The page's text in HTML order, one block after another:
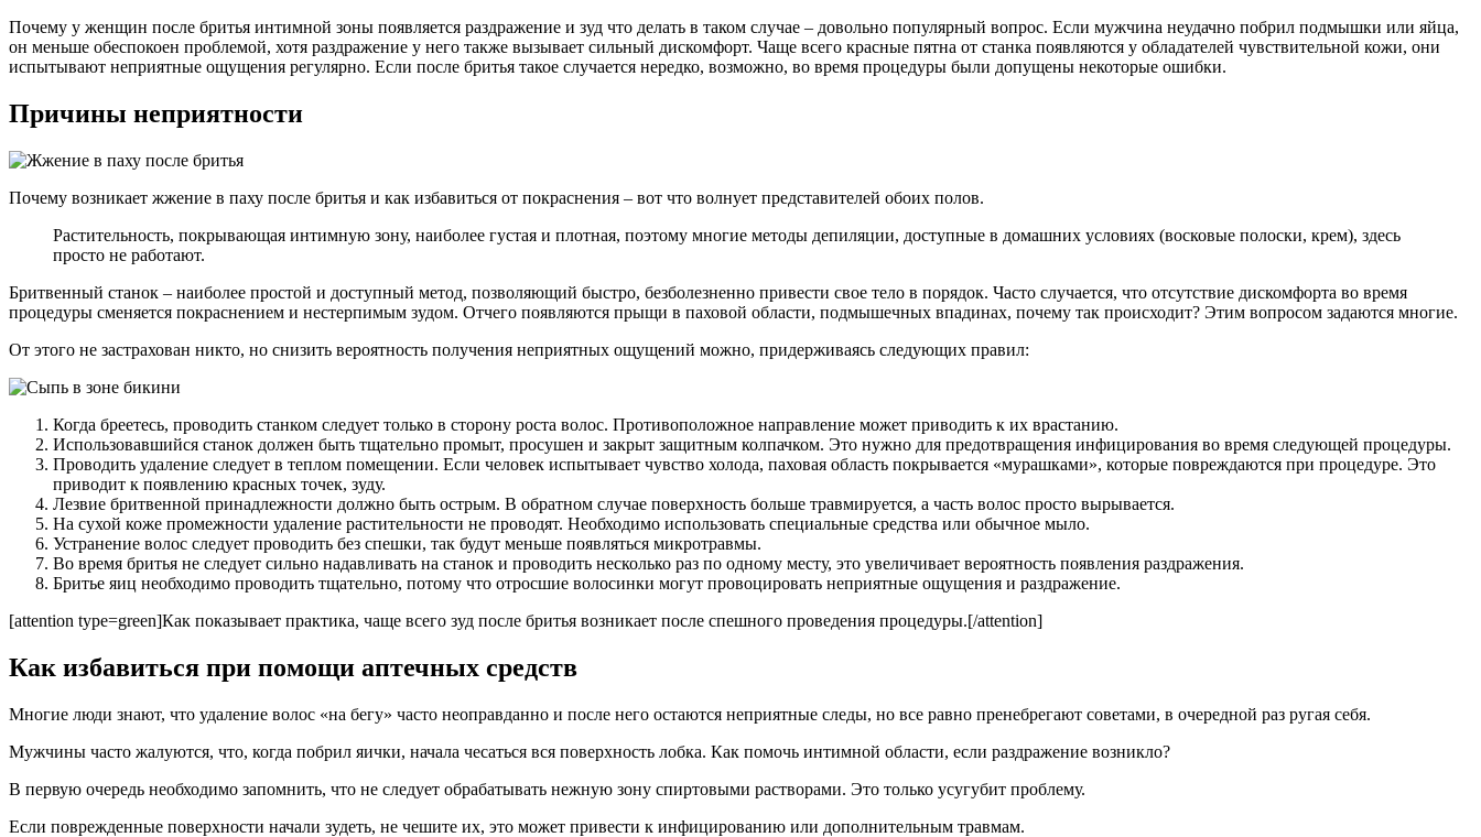
Почему у женщин после бритья интимной зоны появляется раздражение и зуд что делать в таком случае – довольно популярный вопрос. Если мужчина неудачно побрил подмышки или яйца,
он меньше обеспокоен проблемой, хотя раздражение у него также вызывает сильный дискомфорт. Чаще всего красные пятна от станка появляются у обладателей чувствительной кожи, они
испытывают неприятные ощущения регулярно. Если после бритья такое случается нередко, возможно, во время процедуры были допущены некоторые ошибки.
Причины неприятности
Почему возникает жжение в паху после бритья и как избавиться от покраснения – вот что волнует представителей обоих полов.
Растительность, покрывающая интимную зону, наиболее густая и плотная, поэтому многие методы депиляции, доступные в домашних условиях (восковые полоски, крем), здесь
просто не работают.
Бритвенный станок – наиболее простой и доступный метод, позволяющий быстро, безболезненно привести свое тело в порядок. Часто случается, что отсутствие дискомфорта во время
процедуры сменяется покраснением и нестерпимым зудом. Отчего появляются прыщи в паховой области, подмышечных впадинах, почему так происходит? Этим вопросом задаются многие.
От этого не застрахован никто, но снизить вероятность получения неприятных ощущений можно, придерживаясь следующих правил:
Когда бреетесь, проводить станком следует только в сторону роста волос. Противоположное направление может приводить к их врастанию.
Использовавшийся станок должен быть тщательно промыт, просушен и закрыт защитным колпачком. Это нужно для предотвращения инфицирования во время следующей процедуры.
Проводить удаление следует в теплом помещении. Если человек испытывает чувство холода, паховая область покрывается «мурашками», которые повреждаются при процедуре. Это
приводит к появлению красных точек, зуду.
Лезвие бритвенной принадлежности должно быть острым. В обратном случае поверхность больше травмируется, а часть волос просто вырывается.
На сухой коже промежности удаление растительности не проводят. Необходимо использовать специальные средства или обычное мыло.
Устранение волос следует проводить без спешки, так будут меньше появляться микротравмы.
Во время бритья не следует сильно надавливать на станок и проводить несколько раз по одному месту, это увеличивает вероятность появления раздражения.
Бритье яиц необходимо проводить тщательно, потому что отросшие волосинки могут провоцировать неприятные ощущения и раздражение.
[attention type=green]Как показывает практика, чаще всего зуд после бритья возникает после спешного проведения процедуры.[/attention]
Как избавиться при помощи аптечных средств
Многие люди знают, что удаление волос «на бегу» часто неоправданно и после него остаются неприятные следы, но все равно пренебрегают советами, в очередной раз ругая себя.
Мужчины часто жалуются, что, когда побрил яички, начала чесаться вся поверхность лобка. Как помочь интимной области, если раздражение возникло?
В первую очередь необходимо запомнить, что не следует обрабатывать нежную зону спиртовыми растворами. Это только усугубит проблему.
Если поврежденные поверхности начали зудеть, не чешите их, это может привести к инфицированию или дополнительным травмам.